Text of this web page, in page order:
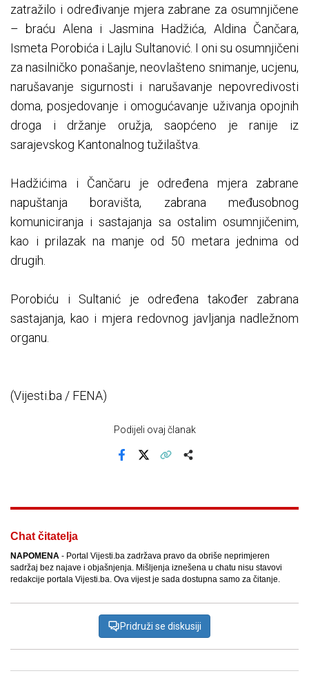
zatražilo i određivanje mjera zabrane za osumnjičene
– braću Alena i Jasmina Hadžića, Aldina Čančara,
Ismeta Porobića i Lajlu Sultanović. I oni su osumnjičeni
za nasilničko ponašanje, neovlašteno snimanje, ucjenu,
narušavanje sigurnosti i narušavanje nepovredivosti
doma, posjedovanje i omogućavanje uživanja opojnih
droga i držanje oružja, saopćeno je ranije iz
sarajevskog Kantonalnog tužilaštva.
Hadžićima i Čančaru je određena mjera zabrane
napuštanja boravišta, zabrana međusobnog
komuniciranja i sastajanja sa ostalim osumnjičenim,
kao i prilazak na manje od 50 metara jednima od
drugih.
Porobiću i Sultanić je određena također zabrana
sastajanja, kao i mjera redovnog javljanja nadležnom
organu.
(Vijesti.ba / FENA)
Podijeli ovaj članak
Chat čitatelja
NAPOMENA - Portal Vijesti.ba zadržava pravo da obriše neprimjeren
sadržaj bez najave i objašnjenja. Mišljenja iznešena u chatu nisu stavovi
redakcije portala Vijesti.ba. Ova vijest je sada dostupna samo za čitanje.
Pridruži se diskusiji